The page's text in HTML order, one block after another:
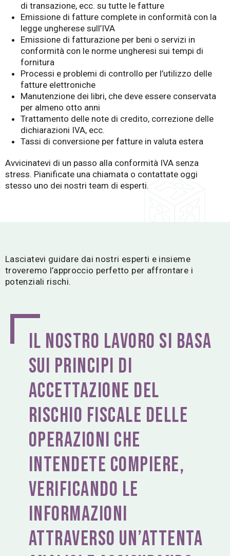
di transazione, ecc. su tutte le fatture
Emissione di fatture complete in conformità con la
legge ungherese sull’IVA
Emissione di fatturazione per beni o servizi in
conformità con le norme ungheresi sui tempi di
fornitura
Processi e problemi di controllo per l’utilizzo delle
fatture elettroniche
Manutenzione dei libri, che deve essere conservata
per almeno otto anni
Trattamento delle note di credito, correzione delle
dichiarazioni IVA, ecc.
Tassi di conversione per fatture in valuta estera
Avvicinatevi di un passo alla conformità IVA senza
stress. Pianificate una chiamata o contattate oggi
stesso uno dei nostri team di esperti.
Lasciatevi guidare dai nostri esperti e insieme
troveremo l’approccio perfetto per affrontare i
potenziali rischi.
Il nostro lavoro si basa
sui principi di
accettazione del
rischio fiscale delle
operazioni che
intendete compiere,
verificando le
informazioni
attraverso un’attenta